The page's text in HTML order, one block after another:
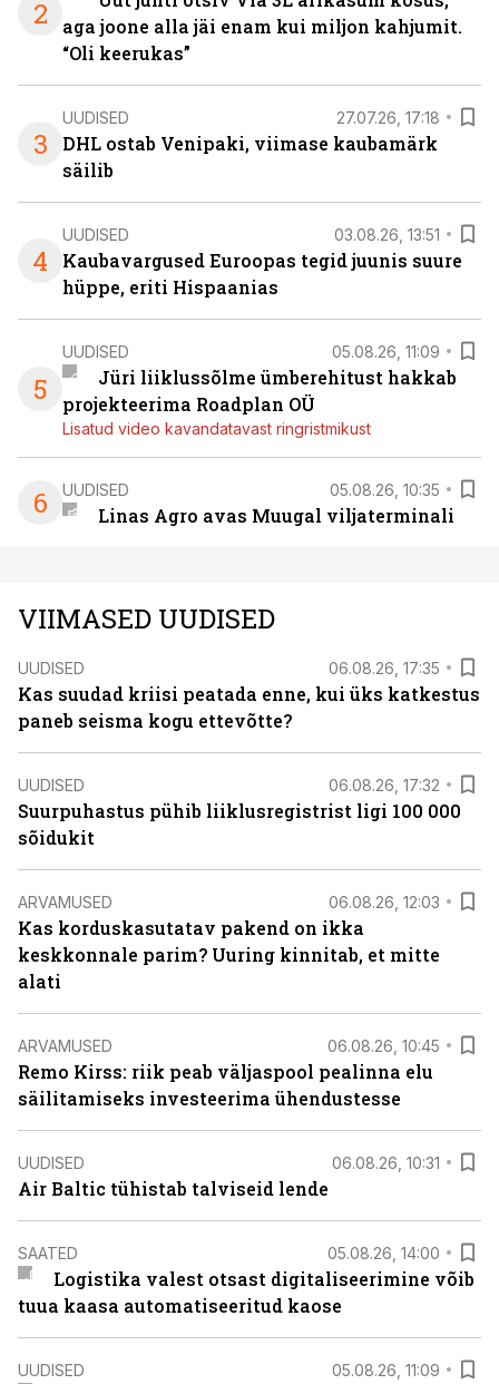
2
aga joone alla jäi enam kui miljon kahjumit.
“Oli keerukas”
3
UUDISED 27.07.26, 17:18
DHL ostab Venipaki, viimase kaubamärk
säilib
4
UUDISED 03.08.26, 13:51
Kaubavargused Euroopas tegid juunis suure
hüppe, eriti Hispaanias
5
UUDISED 05.08.26, 11:09
Jüri liiklussõlme ümberehitust hakkab
projekteerima Roadplan OÜ
Lisatud video kavandatavast ringristmikust
6 UUDISED 05.08.26, 10:35
Linas Agro avas Muugal viljaterminali
VIIMASED UUDISED
UUDISED 06.08.26, 17:35
Kas suudad kriisi peatada enne, kui üks katkestus
paneb seisma kogu ettevõtte?
UUDISED 06.08.26, 17:32
Suurpuhastus pühib liiklusregistrist ligi 100 000
sõidukit
ARVAMUSED 06.08.26, 12:03
Kas korduskasutatav pakend on ikka
keskkonnale parim? Uuring kinnitab, et mitte
alati
ARVAMUSED 06.08.26, 10:45
Remo Kirss: riik peab väljaspool pealinna elu
säilitamiseks investeerima ühendustesse
UUDISED 06.08.26, 10:31
Air Baltic tühistab talviseid lende
SAATED 05.08.26, 14:00
Logistika valest otsast digitaliseerimine võib
tuua kaasa automatiseeritud kaose
UUDISED 05.08.26, 11:09